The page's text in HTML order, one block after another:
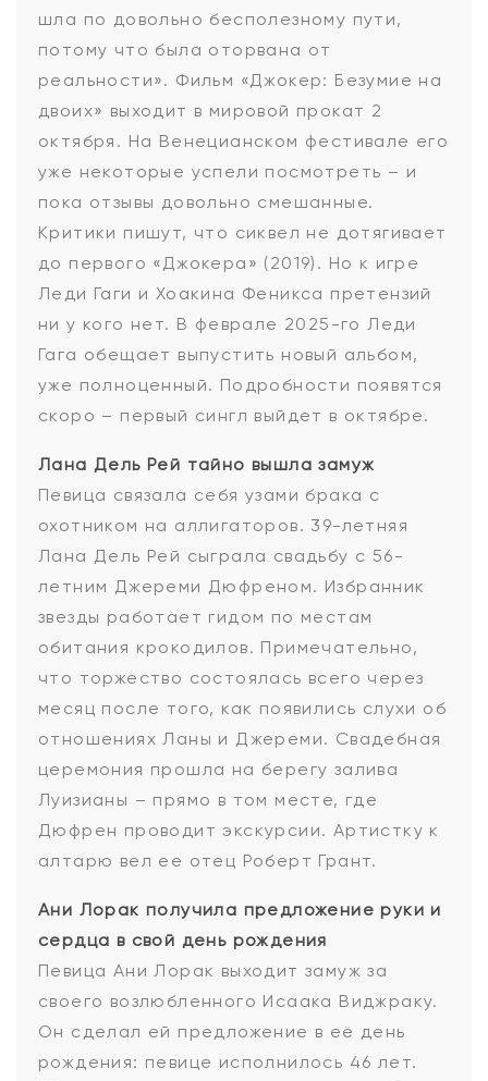
шла по довольно бесполезному пути,
потому что была оторвана от
реальности». Фильм «Джокер: Безумие на
двоих» выходит в мировой прокат 2
октября. На Венецианском фестивале его
уже некоторые успели посмотреть – и
пока отзывы довольно смешанные.
Критики пишут, что сиквел не дотягивает
до первого «Джокера» (2019). Но к игре
Леди Гаги и Хоакина Феникса претензий
ни у кого нет. В феврале 2025-го Леди
Гага обещает выпустить новый альбом,
уже полноценный. Подробности появятся
скоро – первый сингл выйдет в октябре.
Лана Дель Рей тайно вышла замуж
Певица связала себя узами брака с
охотником на аллигаторов. 39-летняя
Лана Дель Рей сыграла свадьбу с 56-
летним Джереми Дюфреном. Избранник
звезды работает гидом по местам
обитания крокодилов. Примечательно,
что торжество состоялась всего через
месяц после того, как появились слухи об
отношениях Ланы и Джереми. Свадебная
церемония прошла на берегу залива
Луизианы – прямо в том месте, где
Дюфрен проводит экскурсии. Артистку к
алтарю вел ее отец Роберт Грант.
Ани Лорак получила предложение руки и
сердца в свой день рождения
Певица Ани Лорак выходит замуж за
своего возлюбленного Исаака Виджраку.
Он сделал ей предложение в её день
рождения: певице исполнилось 46 лет.